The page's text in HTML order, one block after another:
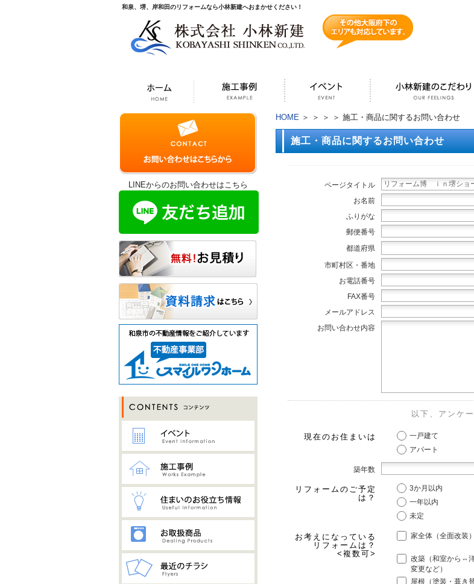
和泉、堺、岸和田のリフォームなら小林新建へおまかせください！
HOME ＞ ＞ ＞ ＞ 施工・商品に関するお問い合わせ
施工・商品に関するお問い合わせ
ページタイトル
お名前
ふりがな
郵便番号
都道府県
市町村区・番地
お電話番号
FAX番号
メールアドレス
お問い合わせ内容
以下、アンケ
現在のお住まいは 一戸建て
アパート
築年数
リフォームのご予定
は？
3か月以内
一年以内
未定
お考えになっている
リフォームは？
<複数可>
家全体（全面改装）
改築（和室から⇔
変更など）
屋根（塗装・葺き
LINEからのお問い合わせはこちら